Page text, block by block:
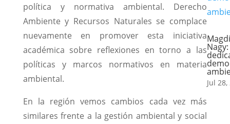
política y normativa ambiental. Derecho
Ambiente y Recursos Naturales se complace
nuevamente en promover esta iniciativa
académica sobre reflexiones en torno a las
políticas y marcos normativos en materia
ambiental.
En la región vemos cambios cada vez más
similares frente a la gestión ambiental y social
Jul